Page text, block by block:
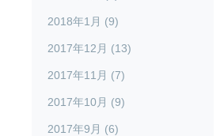
2018年1月 (9)
2017年12月 (13)
2017年11月 (7)
2017年10月 (9)
2017年9月 (6)